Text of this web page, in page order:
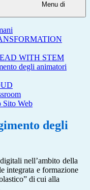
Menu di
WITH STEM
degli animatori
Sito Web
degli
digitali nell’ambito della
integrata e formazione
di cui alla